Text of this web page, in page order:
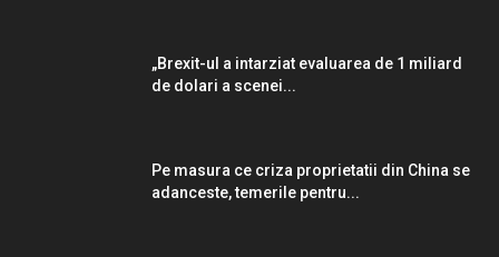
„Brexit-ul a intarziat evaluarea de 1 miliard
de dolari a scenei...
Pe masura ce criza proprietatii din China se
adanceste, temerile pentru...